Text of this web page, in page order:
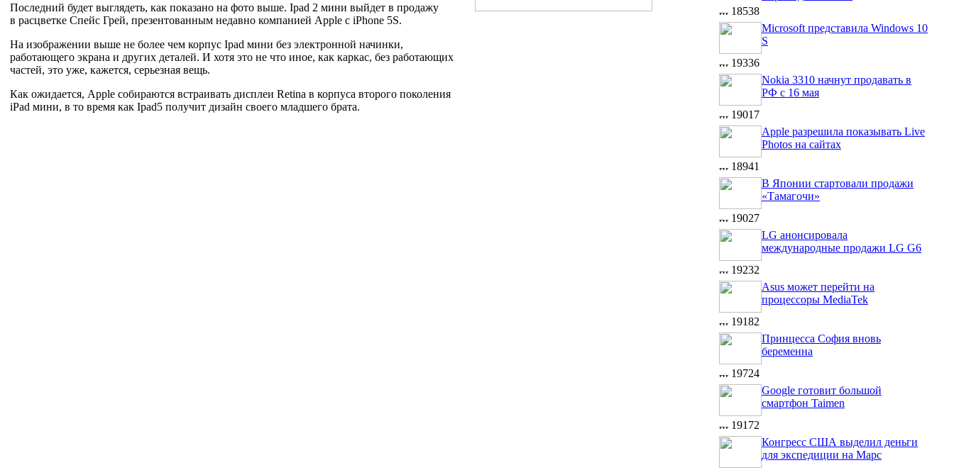
Последний будет выглядеть, как показано на фото выше. Ipad 2 мини выйдет в продажу
в расцветке Спейс Грей, презентованным недавно компанией Apple с iPhone 5S.
На изображении выше не более чем корпус Ipad мини без электронной начинки,
работающего экрана и других деталей. И хотя это не что иное, как каркас, без работающих
частей, это уже, кажется, серьезная вещь.
Как ожидается, Apple собираются встраивать дисплеи Retina в корпуса второго поколения
iPad мини, в то время как Ipad5 получит дизайн своего младшего брата.
18538
Microsoft представила Windows 10
S
19336
Nokia 3310 начнут продавать в
РФ с 16 мая
19017
Apple разрешила показывать Live
Photos на сайтах
18941
В Японии стартовали продажи
«Тамагочи»
19027
LG анонсировала
международные продажи LG G6
19232
Asus может перейти на
процессоры MediaTek
19182
Принцесса София вновь
беременна
19724
Google готовит большой
смартфон Taimen
19172
Конгресс США выделил деньги
для экспедиции на Марс